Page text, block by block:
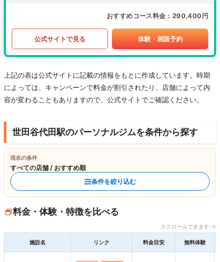
おすすめコース料金 290,400円
公式サイトで見る 体験・相談予約
上記の表は公式サイトに記載の情報をもとに作成しています。時期
によっては、キャンペーンで料金が割引されたり、店舗によって内
容が変わることもありますので、公式サイトでご確認ください。
世田谷代田駅のパーソナルジムを条件から探す
現在の条件
すべての店舗 / おすすめ順
条件を絞り込む
料金・体験・特徴を比べる
スクロールできます →
施設名 リンク 料金目安 無料体験